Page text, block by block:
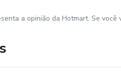
a opinião da Hotmart. Se você